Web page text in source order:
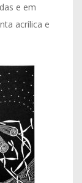
e em
acrílica e